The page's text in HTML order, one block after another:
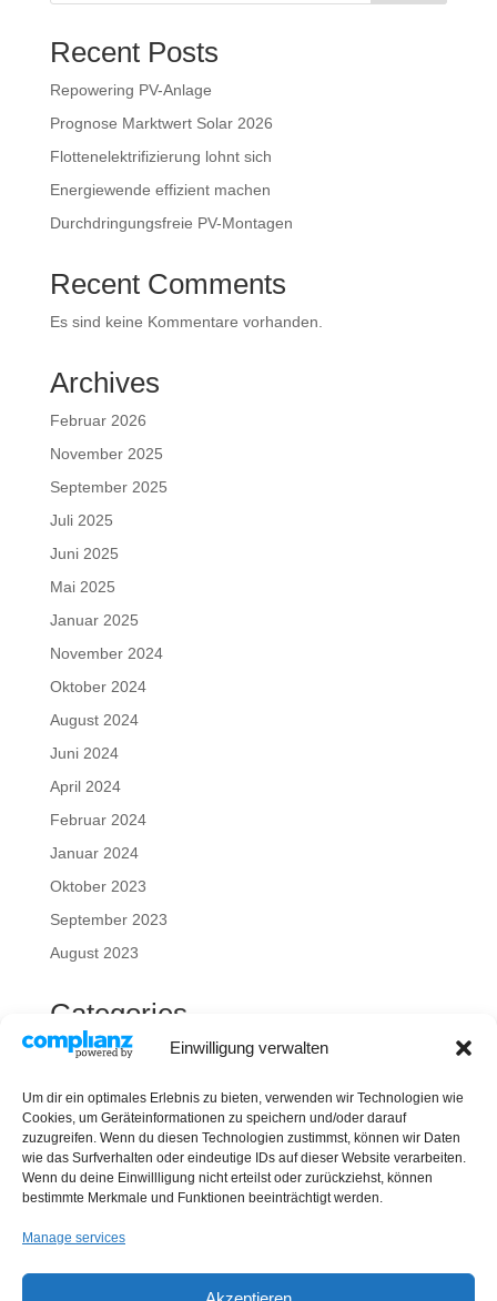
Einwilligung verwalten
Um dir ein optimales Erlebnis zu bieten, verwenden wir Technologien wie
Cookies, um Geräteinformationen zu speichern und/oder darauf
zuzugreifen. Wenn du diesen Technologien zustimmst, können wir Daten
wie das Surfverhalten oder eindeutige IDs auf dieser Website verarbeiten.
Wenn du deine Einwillligung nicht erteilst oder zurückziehst, können
bestimmte Merkmale und Funktionen beeinträchtigt werden.
Manage services
Recent Posts
Repowering PV-Anlage
Prognose Marktwert Solar 2026
Flottenelektrifizierung lohnt sich
Energiewende effizient machen
Durchdringungsfreie PV-Montagen
Recent Comments
Es sind keine Kommentare vorhanden.
Archives
Februar 2026
November 2025
September 2025
Juli 2025
Juni 2025
Mai 2025
Januar 2025
November 2024
Oktober 2024
August 2024
Juni 2024
April 2024
Februar 2024
Januar 2024
Oktober 2023
September 2023
August 2023
Categories
Energiemanagement ISO 50001
Netzentgelte
Photovoltaik
Transformationskonzept